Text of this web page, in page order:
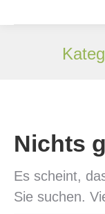
Nichts
Es scheint,
Sie suchen.